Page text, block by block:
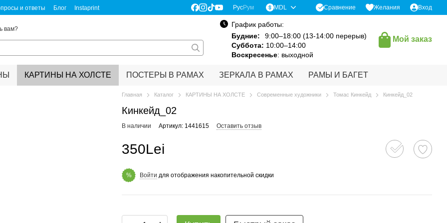
и ответы Блог
Instaprint
РусРум MDL Сравнение Желания Вход
вам?
График работы:
Будние:
9:00–18:00 (13-14:00 перерыв)
Суббота: 10:00–14:00
Воскресенье: выходной
Мой заказ
КАРТИНЫ НА ХОЛСТЕ ПОСТЕРЫ В РАМАХ ЗЕРКАЛА В РАМАХ РАМЫ И БАГЕТ
Главная Каталог КАРТИНЫ НА ХОЛСТЕ Современные художники Томас Кинкейд Кинкейд_02
Кинкейд_02
В наличии Артикул: 1441615 Оставить отзыв
350Lei
% Войти для отображения накопительной скидки